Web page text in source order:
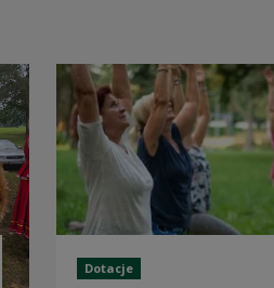
Dotacje